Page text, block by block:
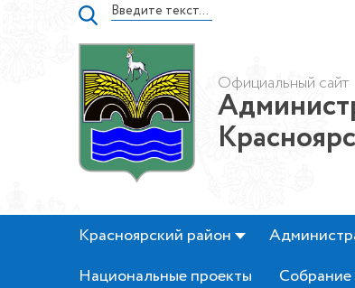
Официальный сайт
Красноярский район
Национальные проекты
Собрание